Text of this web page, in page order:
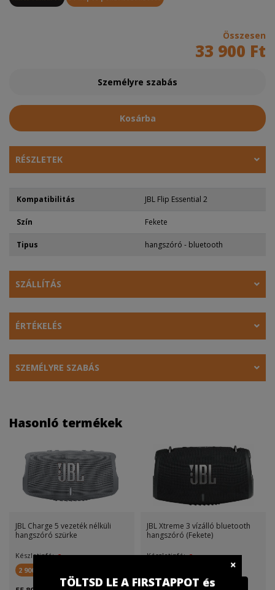
Összesen
33 900 Ft
Személyre szabás
Kosárba
RÉSZLETEK
Kompatibilitás JBL Flip Essential 2
Szín Fekete
Tipus hangszóró - bluetooth
SZÁLLÍTÁS
ÉRTÉKELÉS
SZEMÉLYRE SZABÁS
Hasonló termékek
JBL Charge 5 vezeték nélküli
hangszóró szürke
Készletinfó:
2 900 FirstPont
JBL Xtreme 3 vízálló bluetooth
hangszóró (Fekete)
Készletinfó:
TÖLTSD LE A FIRSTAPPOT és